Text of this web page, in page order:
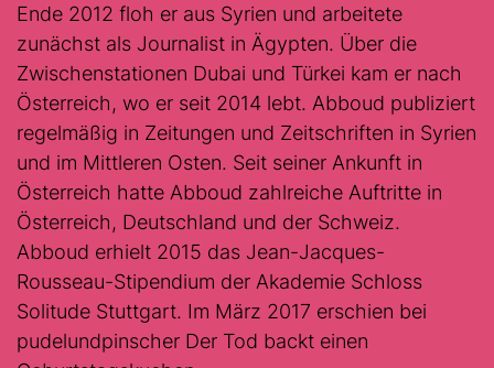
Ende 2012 floh er aus Syrien und arbeitete
zunächst als Journalist in Ägypten. Über die
Zwischenstationen Dubai und Türkei kam er nach
Österreich, wo er seit 2014 lebt. Abboud publiziert
regelmäßig in Zeitungen und Zeitschriften in Syrien
und im Mittleren Osten. Seit seiner Ankunft in
Österreich hatte Abboud zahlreiche Auftritte in
Österreich, Deutschland und der Schweiz.
Abboud erhielt 2015 das Jean-Jacques-
Rousseau-Stipendium der Akademie Schloss
Solitude Stuttgart. Im März 2017 erschien bei
pudelundpinscher Der Tod backt einen